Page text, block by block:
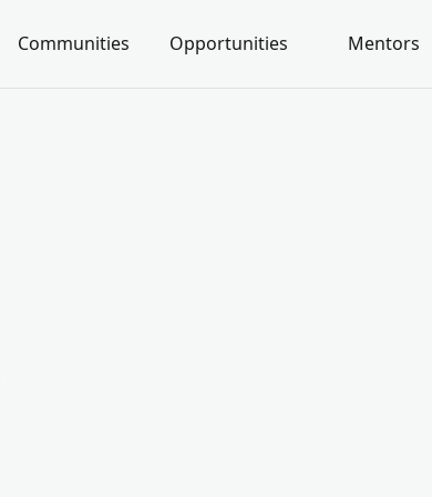
Communities Opportunities Mentors